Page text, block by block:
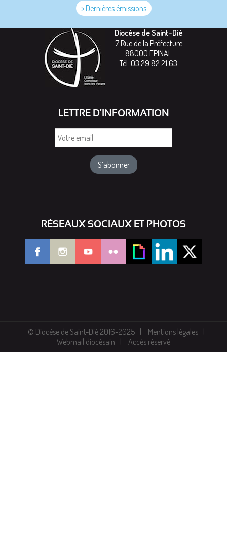
> Dernières émissions
Diocèse de Saint-Dié
7 Rue de la Préfecture
88000 EPINAL
Tél: 03 29 82 21 63
LETTRE D'INFORMATION
RÉSEAUX SOCIAUX ET PHOTOS
© Diocèse de Saint-Dié 2016-2025
Mentions légales
Webmail diocésain
Accès réservé